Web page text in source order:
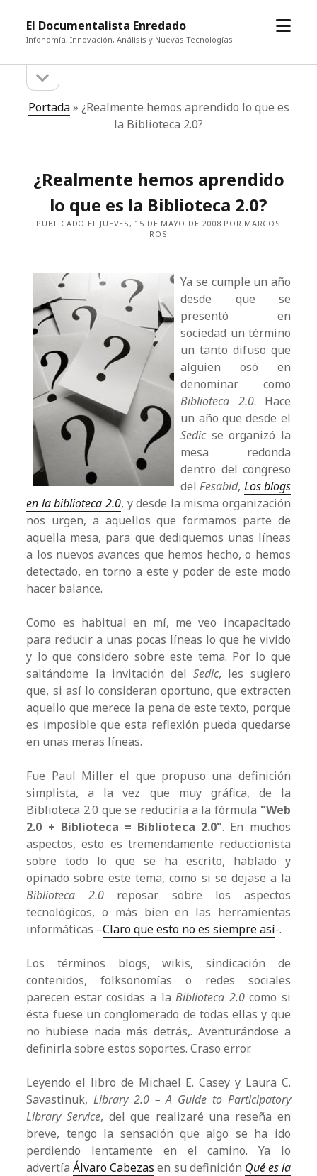
El Documentalista Enredado
Infonomía, Innovación, Análisis y Nuevas Tecnologías
abrir
Barra
lateral
la
lateral
Portada» ¿Realmente hemos aprendido lo que es
la Biblioteca 2.0?
¿Realmente hemos aprendido
lo que es la Biblioteca 2.0?
PUBLICADO EL JUEVES, 15 DE MAYO DE 2008 POR MARCOS
ROS
Ya se cumple un año
desde que se
presentó en
sociedad un término
un tanto difuso que
alguien osó en
denominar como
Biblioteca 2.0. Hace
un año que desde el
Sedicse organizó la
mesa redonda
dentro del congreso
delFesabid, Los blogs
en la biblioteca 2.0, y desde la misma organización
nos urgen, a aquellos que formamos parte de
aquella mesa, para que dediquemos unas líneas
a los nuevos avances que hemos hecho, o hemos
detectado, en torno a este y poder de este modo
hacer balance.
Como es habitual en mí, me veo incapacitado
para reducir a unas pocas líneas lo que he vivido
y lo que considero sobre este tema. Por lo que
saltándome la invitación delSedic, les sugiero
que, si así lo consideran oportuno, que extracten
aquello que merece la pena de este texto, porque
es imposible que esta reflexión pueda quedarse
en unas meras líneas.
Fue Paul Miller el que propuso una definición
simplista, a la vez que muy gráfica, de la
Biblioteca 2.0 que se reduciría a la fórmula "Web
2.0 + Biblioteca = Biblioteca 2.0". En muchos
aspectos, esto es tremendamente reduccionista
sobre todo lo que se ha escrito, hablado y
opinado sobre este tema, como si se dejase a la
Biblioteca 2.0reposar sobre los aspectos
tecnológicos, o más bien en las herramientas
informáticas –Claro que esto no es siempre así-.
Los términos blogs, wikis, sindicación de
contenidos, folksonomías o redes sociales
parecen estar cosidas a laBiblioteca 2.0como si
ésta fuese un conglomerado de todas ellas y que
no hubiese nada más detrás,. Aventurándose a
definirla sobre estos soportes. Craso error.
Leyendo el libro de Michael E. Casey y Laura C.
Savastinuk,Library 2.0 – A Guide to Participatory
Library Service, del que realizaré una reseña en
breve, tengo la sensación que algo se ha ido
perdiendo lentamente en el camino. Ya lo
advertíaÁlvaro Cabezas en su definición Qué es la